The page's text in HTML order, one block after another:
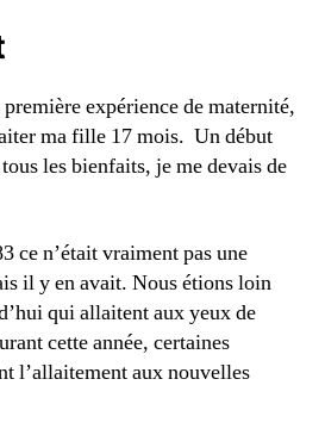
expérience de maternité,
ma fille 17 mois. Un début
les bienfaits, je me devais de
ce n’était vraiment pas une
il y en avait. Nous étions loin
qui allaitent aux yeux de
cette année, certaines
l’allaitement aux nouvelles